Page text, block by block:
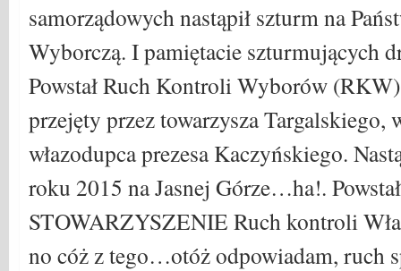
samorządowych nastąpił szturm na
Wyborczą. I pamiętacie szturmujących
Powstał Ruch Kontroli Wyborów
przejęty przez towarzysza Targalskiego,
włazodupca prezesa Kaczyńskiego.
roku 2015 na Jasnej Górze…ha!.
STOWARZYSZENIE Ruch kontroli
no cóż z tego…otóż odpowiadam, ruch